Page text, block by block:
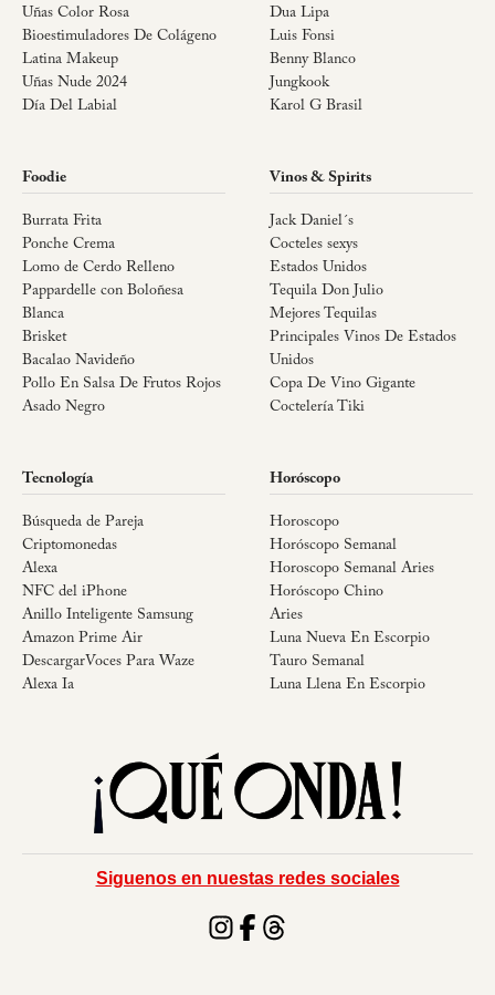
Uñas Color Rosa
Bioestimuladores De Colágeno
Latina Makeup
Uñas Nude 2024
Día Del Labial
Dua Lipa
Luis Fonsi
Benny Blanco
Jungkook
Karol G Brasil
Foodie
Burrata Frita
Ponche Crema
Lomo de Cerdo Relleno
Pappardelle con Boloñesa
Blanca
Brisket
Bacalao Navideño
Pollo En Salsa De Frutos Rojos
Asado Negro
Vinos & Spirits
Jack Daniel´s
Cocteles sexys
Estados Unidos
Tequila Don Julio
Mejores Tequilas
Principales Vinos De Estados
Unidos
Copa De Vino Gigante
Coctelería Tiki
Tecnología
Búsqueda de Pareja
Criptomonedas
Alexa
NFC del iPhone
Anillo Inteligente Samsung
Amazon Prime Air
DescargarVoces Para Waze
Alexa Ia
Horóscopo
Horoscopo
Horóscopo Semanal
Horoscopo Semanal Aries
Horóscopo Chino
Aries
Luna Nueva En Escorpio
Tauro Semanal
Luna Llena En Escorpio
Siguenos en nuestas redes sociales